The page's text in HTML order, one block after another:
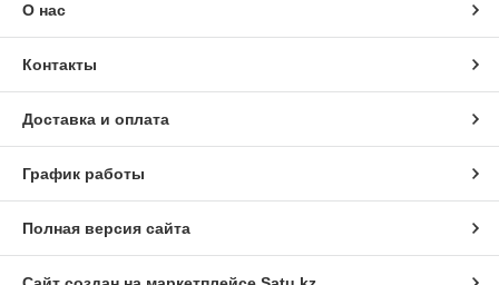
О нас
Контакты
Доставка и оплата
График работы
Полная версия сайта